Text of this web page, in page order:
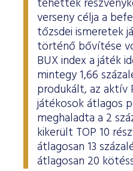
ESG Útmutató
tehették
verseny célja a
tőzsdei ismeretek
történő bővítése
BUX index a játék
mintegy 1,66
produkált, az aktív
játékosok átlagos
meghaladta a 2
kikerült TOP 10
átlagosan 13
átlagosan 20